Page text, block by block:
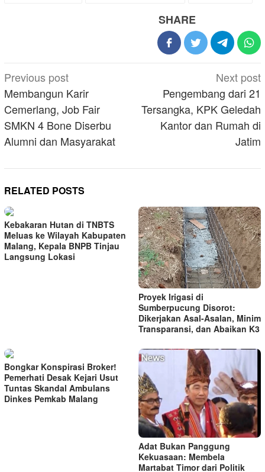
SHARE
Post
navigation
Previous post
Membangun Karir
Cemerlang, Job Fair
SMKN 4 Bone Diserbu
Alumni dan Masyarakat
Next post
Pengembang dari 21
Tersangka, KPK Geledah
Kantor dan Rumah di
Jatim
RELATED POSTS
Kebakaran Hutan di TNBTS
Meluas ke Wilayah Kabupaten
Malang, Kepala BNPB Tinjau
Langsung Lokasi
Proyek Irigasi di
Sumberpucung Disorot:
Dikerjakan Asal-Asalan, Minim
Transparansi, dan Abaikan K3
Bongkar Konspirasi Broker!
Pemerhati Desak Kejari Usut
Tuntas Skandal Ambulans
Dinkes Pemkab Malang
Adat Bukan Panggung
Kekuasaan: Membela
Martabat Timor dari Politik